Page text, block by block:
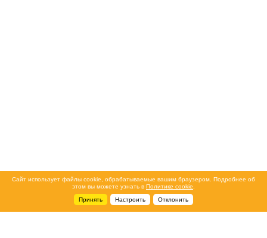
Сайт использует файлы cookie, обрабатываемые вашим браузером. Подробнее об
этом вы можете узнать в Политике cookie
Принять
Настроить Отклонить